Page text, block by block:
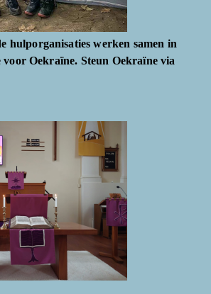
hulporganisaties werken samen in
voor Oekraïne. Steun Oekraïne via